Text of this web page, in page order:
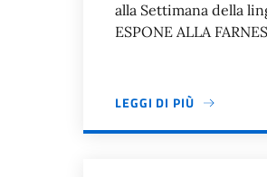
alla Settimana della
ESPONE ALLA
LEGGI DI PIÙ